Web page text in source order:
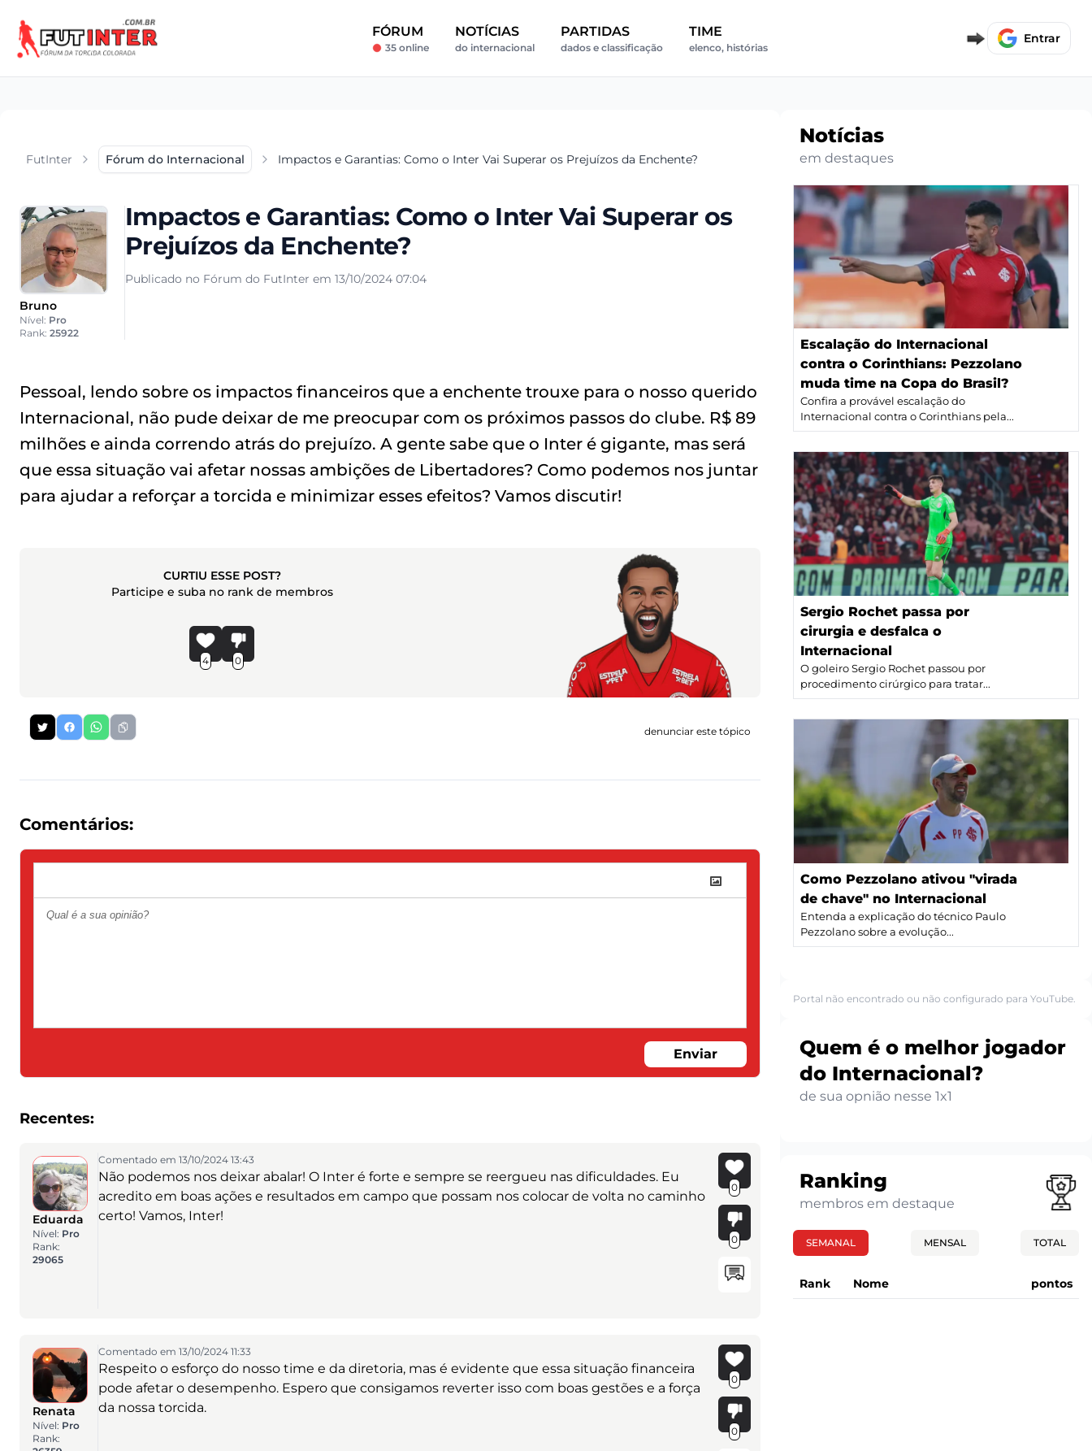
FÓRUM
35 online
NOTÍCIAS
do internacional
PARTIDAS
dados e classificação
TIME
elenco, histórias
Entrar
FutInter Fórum do Internacional Impactos e Garantias: Como o Inter Vai Superar os Prejuízos da Enchente?
Bruno
Nível: Pro
Rank: 25922
Impactos e Garantias: Como o Inter Vai Superar os
Prejuízos da Enchente?
Publicado no Fórum do FutInter em 13/10/2024 07:04
Pessoal, lendo sobre os impactos financeiros que a enchente trouxe para o nosso querido
Internacional, não pude deixar de me preocupar com os próximos passos do clube. R$ 89
milhões e ainda correndo atrás do prejuízo. A gente sabe que o Inter é gigante, mas será
que essa situação vai afetar nossas ambições de Libertadores? Como podemos nos juntar
para ajudar a reforçar a torcida e minimizar esses efeitos? Vamos discutir!
CURTIU ESSE POST?
Participe e suba no rank de membros
4 0
denunciar este tópico
Comentários:
Enviar
Recentes:
Eduarda
Nível: Pro
Rank:
29065
Comentado em 13/10/2024 13:43
Não podemos nos deixar abalar! O Inter é forte e sempre se reergueu nas dificuldades. Eu
acredito em boas ações e resultados em campo que possam nos colocar de volta no caminho
certo! Vamos, Inter!
0
0
Renata
Nível: Pro
Rank:
Comentado em 13/10/2024 11:33
Respeito o esforço do nosso time e da diretoria, mas é evidente que essa situação financeira
pode afetar o desempenho. Espero que consigamos reverter isso com boas gestões e a força
da nossa torcida.
0
0
Notícias
em destaques
Escalação do Internacional
contra o Corinthians: Pezzolano
muda time na Copa do Brasil?
Confira a provável escalação do
Internacional contra o Corinthians pela...
Sergio Rochet passa por
cirurgia e desfalca o
Internacional
O goleiro Sergio Rochet passou por
procedimento cirúrgico para tratar...
Como Pezzolano ativou "virada
de chave" no Internacional
Entenda a explicação do técnico Paulo
Pezzolano sobre a evolução...
Portal não encontrado ou não configurado para YouTube.
Quem é o melhor jogador
do Internacional?
de sua opnião nesse 1x1
Ranking
membros em destaque
SEMANAL MENSAL TOTAL
Rank Nome pontos